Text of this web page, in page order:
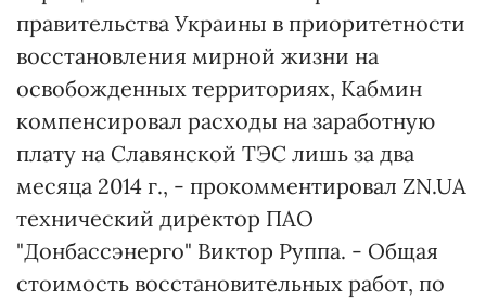
правительства Украины в приоритетности
восстановления мирной жизни на
освобожденных территориях, Кабмин
компенсировал расходы на заработную
плату на Славянской ТЭС лишь за два
месяца 2014 г., - прокомментировал ZN.UA
технический директор ПАО
"Донбассэнерго" Виктор Руппа. - Общая
стоимость восстановительных работ, по